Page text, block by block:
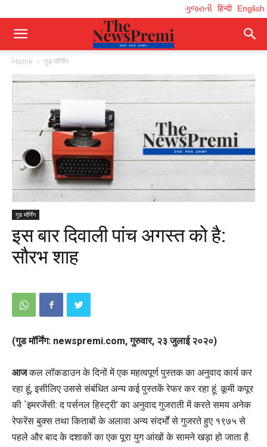
ગુજરાતી हिन्दी English
Home गुड मॉर्निंग
गुड मॉर्निंग
इस बार दिवाली पांच अगस्त को है:
सौरभ शाह
(गुड मॉर्निंग: newspremi.com, गुरुवार, २३ जुलाई २०२०)
आजकल लॉकडाउन के दिनों में एक महत्वपूर्ण पुस्तक का अनुवाद कार्य कर
रहा हूं, इसीलिए उससे संबंधित अन्य कई पुस्तकें रेफर कर रहा हूं. कूमी कपूर
की `इमरजेंसी: द पर्सनल हिस्ट्री’ का अनुवाद गुजराती में करते समय अनेक
रेफरेंस बुक्स तथा किताबों के अलावा अन्य संदर्भों से गुजरते हुए १९७५ से
पहले और बाद के दशाकों का एक पूरा युग आंखों के सामने खड़ा हो जाता है.